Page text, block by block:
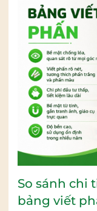
So sánh chi
bảng viết